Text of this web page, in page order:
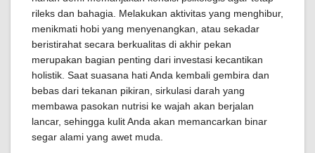
rileks dan bahagia. Melakukan aktivitas yang menghibur,
menikmati hobi yang menyenangkan, atau sekadar
beristirahat secara berkualitas di akhir pekan
merupakan bagian penting dari investasi kecantikan
holistik. Saat suasana hati Anda kembali gembira dan
bebas dari tekanan pikiran, sirkulasi darah yang
membawa pasokan nutrisi ke wajah akan berjalan
lancar, sehingga kulit Anda akan memancarkan binar
segar alami yang awet muda.